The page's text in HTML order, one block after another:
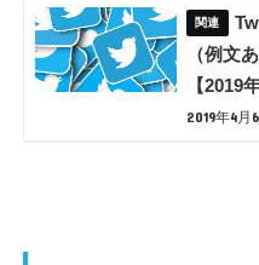
（例文
【2019
2019年4月